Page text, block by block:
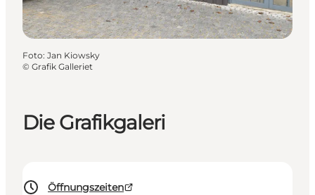
Die Grafikgaleri
Öffnungszeiten
Foto: Jan Kiowsky
© Grafik Galleriet